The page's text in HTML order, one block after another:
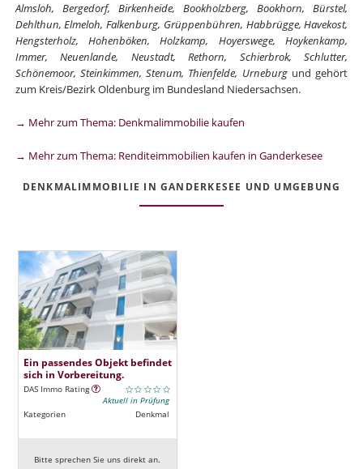
Almsloh, Bergedorf, Birkenheide, Bookholzberg, Bookhorn, Bürstel,
Dehlthun, Elmeloh, Falkenburg, Grüppenbühren, Habbrügge, Havekost,
Hengsterholz, Hohenböken, Holzkamp, Hoyerswege, Hoykenkamp,
Immer, Neuenlande, Neustadt, Rethorn, Schierbrok, Schlutter,
Schönemoor, Steinkimmen, Stenum, Thienfelde, Urneburgund gehört
zum Kreis/Bezirk Oldenburg im Bundesland Niedersachsen.
→ Mehr zum Thema: Denkmalimmobilie kaufen
→ Mehr zum Thema: Renditeimmobilien kaufen in Ganderkesee
DENKMALIMMOBILIE IN GANDERKESEE UND UMGEBUNG
Ein passendes Objekt befindet
sich in Vorbereitung.
DAS Immo Rating
Aktuell in Prüfung
Kategorien
Denkmal
Bitte sprechen Sie uns direkt an.